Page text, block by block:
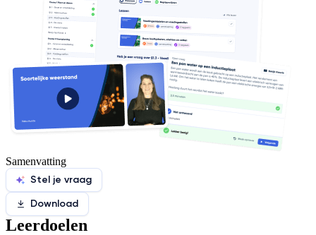
Samenvatting
Stel je vraag
Download
Leerdoelen